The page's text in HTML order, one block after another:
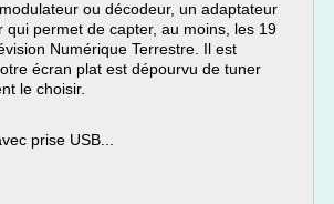
ou décodeur, un adaptateur
qui permet de capter, au moins, les 19
Numérique Terrestre. Il est
écran plat est dépourvu de tuner
le choisir.
prise USB...